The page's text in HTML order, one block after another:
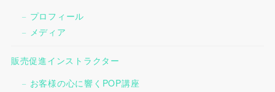
プロフィール
メディア
販売促進インストラクター
お客様の心に響くPOP講座